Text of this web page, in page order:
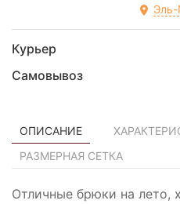
Курьер
Самовывоз
ОПИСАНИЕ
РАЗМЕРНАЯ СЕТКА
Отличные брюки на лето,